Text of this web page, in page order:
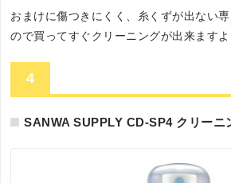
おまけに傷つきにくく、糸くずが出ない
ので買ってすぐクリーニングが出来ますよ
4
SANWA SUPPLY CD-SP4 クリーニ